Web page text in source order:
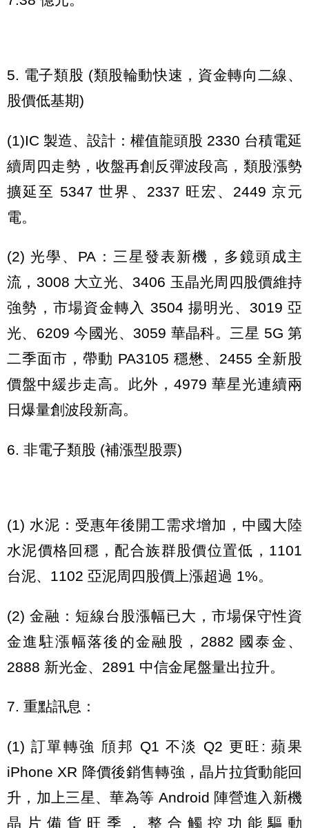
5. 電子類股 (類股輪動快速，資金轉向二線、
股價低基期)
(1)IC 製造、設計：權值龍頭股 2330 台積電延
續周四走勢，收盤再創反彈波段高，類股漲勢
擴延至 5347 世界、2337 旺宏、2449 京元
電。
(2) 光學、PA：三星發表新機，多鏡頭成主
流，3008 大立光、3406 玉晶光周四股價維持
強勢，市場資金轉入 3504 揚明光、3019 亞
光、6209 今國光、3059 華晶科。三星 5G 第
二季面市，帶動 PA3105 穩懋、2455 全新股
價盤中緩步走高。此外，4979 華星光連續兩
日爆量創波段新高。
6. 非電子類股 (補漲型股票)
(1) 水泥：受惠年後開工需求增加，中國大陸
水泥價格回穩，配合族群股價位置低，1101
台泥、1102 亞泥周四股價上漲超過 1%。
(2) 金融：短線台股漲幅已大，市場保守性資
金進駐漲幅落後的金融股，2882 國泰金、
2888 新光金、2891 中信金尾盤量出拉升。
7. 重點訊息：
(1) 訂單轉強 頎邦 Q1 不淡 Q2 更旺: 蘋果
iPhone XR 降價後銷售轉強，晶片拉貨動能回
升，加上三星、華為等 Android 陣營進入新機
晶片備貨旺季，整合觸控功能驅動